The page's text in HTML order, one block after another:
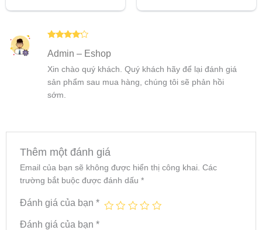
hạng45
Admin – Eshop
Xin chào quý khách. Quý khách hãy để lại đánh giá
sản phẩm sau mua hàng, chúng tôi sẽ phản hồi
sớm.
Thêm một đánh giá
Email của bạn sẽ không được hiển thị công khai. Các
trường bắt buộc được đánh dấu *
Đánh giá của bạn *
Đánh giá của bạn *